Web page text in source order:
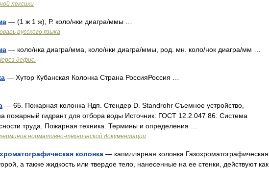
лексики
— (1 ж 1 ж), Р. коло/нки диагра/ммы …
русского языка
— коло/нка диагра/мма, коло/нки диагра/ммы, род. мн. коло/нок диагра/мм …
дефис.
— Хутор Кубанская Колонка Страна РоссияРоссия …
— 65. Пожарная колонка Ндп. Стендер D. Standrohr Съемное устройство,
пожарный гидрант для отбора воды Источник: ГОСТ 12.2.047 86: Система
труда. Пожарная техника. Термины и определения …
нормативно-технической документации
колонка — капиллярная колонка Газохроматографическая
а также жидкость или твердое тело, нанесенные на ее стенки, действуют как